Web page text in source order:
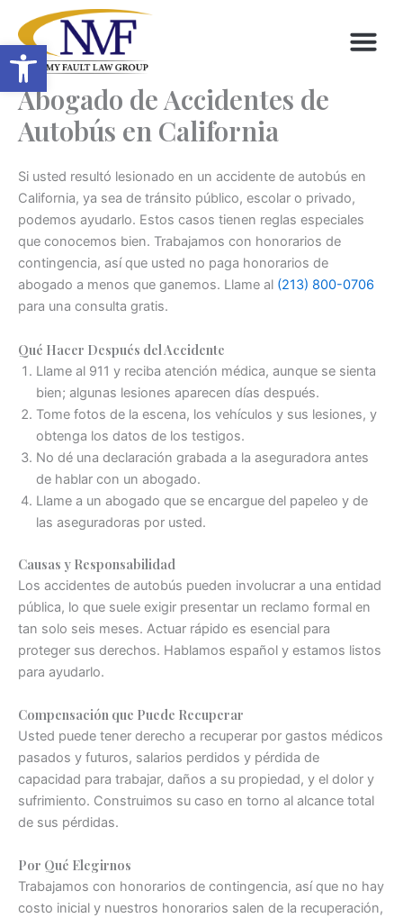
Open toolbar
content
Abogado de Accidentes de
Autobús en California
Si usted resultó lesionado en un accidente de autobús en
California, ya sea de tránsito público, escolar o privado,
podemos ayudarlo. Estos casos tienen reglas especiales
que conocemos bien. Trabajamos con honorarios de
contingencia, así que usted no paga honorarios de
abogado a menos que ganemos. Llame al (213) 800-0706
para una consulta gratis.
Qué Hacer Después del Accidente
Llame al 911 y reciba atención médica, aunque se sienta
bien; algunas lesiones aparecen días después.
Tome fotos de la escena, los vehículos y sus lesiones, y
obtenga los datos de los testigos.
No dé una declaración grabada a la aseguradora antes
de hablar con un abogado.
Llame a un abogado que se encargue del papeleo y de
las aseguradoras por usted.
Causas y Responsabilidad
Los accidentes de autobús pueden involucrar a una entidad
pública, lo que suele exigir presentar un reclamo formal en
tan solo seis meses. Actuar rápido es esencial para
proteger sus derechos. Hablamos español y estamos listos
para ayudarlo.
Compensación que Puede Recuperar
Usted puede tener derecho a recuperar por gastos médicos
pasados y futuros, salarios perdidos y pérdida de
capacidad para trabajar, daños a su propiedad, y el dolor y
sufrimiento. Construimos su caso en torno al alcance total
de sus pérdidas.
Por Qué Elegirnos
Trabajamos con honorarios de contingencia, así que no hay
costo inicial y nuestros honorarios salen de la recuperación,